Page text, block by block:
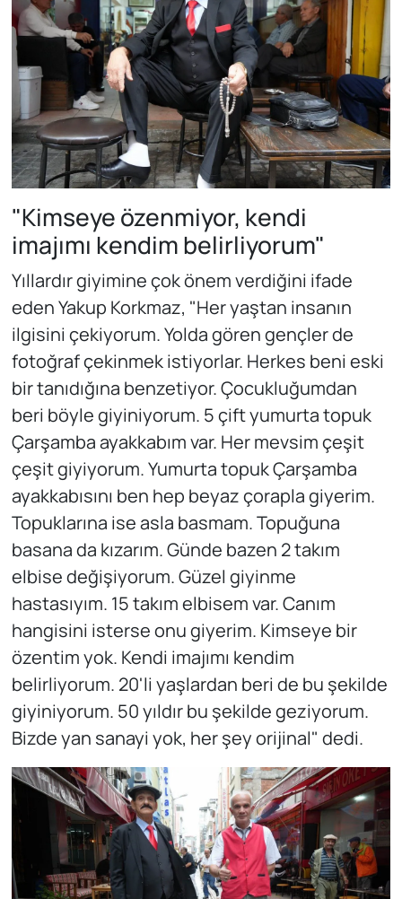
"Kimseye özenmiyor, kendi
imajımı kendim belirliyorum"
Yıllardır giyimine çok önem verdiğini ifade
eden Yakup Korkmaz, "Her yaştan insanın
ilgisini çekiyorum. Yolda gören gençler de
fotoğraf çekinmek istiyorlar. Herkes beni eski
bir tanıdığına benzetiyor. Çocukluğumdan
beri böyle giyiniyorum. 5 çift yumurta topuk
Çarşamba ayakkabım var. Her mevsim çeşit
çeşit giyiyorum. Yumurta topuk Çarşamba
ayakkabısını ben hep beyaz çorapla giyerim.
Topuklarına ise asla basmam. Topuğuna
basana da kızarım. Günde bazen 2 takım
elbise değişiyorum. Güzel giyinme
hastasıyım. 15 takım elbisem var. Canım
hangisini isterse onu giyerim. Kimseye bir
özentim yok. Kendi imajımı kendim
belirliyorum. 20'li yaşlardan beri de bu şekilde
giyiniyorum. 50 yıldır bu şekilde geziyorum.
Bizde yan sanayi yok, her şey orijinal" dedi.